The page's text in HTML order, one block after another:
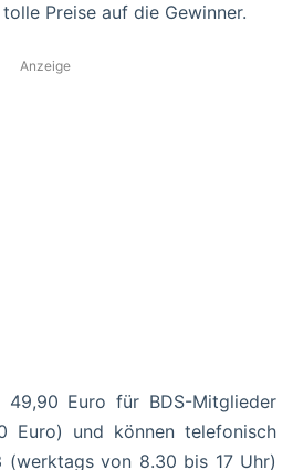
Preise auf die Gewinner.
Anzeige
49,90 Euro für BDS-Mitglieder
Euro) und können telefonisch
von 8.30 bis 17 Uhr)